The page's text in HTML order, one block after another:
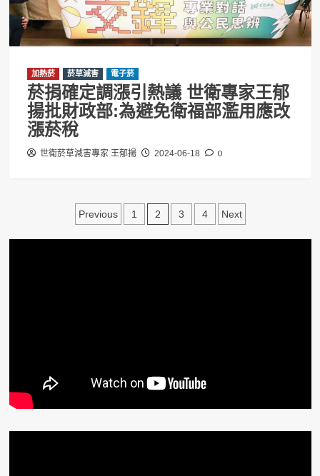
加熱菸 菸草減害 電子菸
菸捐確定調漲引熱議 世衛專家王郁
揚批財政部:為避免衛福部濫用應改
漲菸稅
世衛菸草減害專家 王郁揚 2024-06-18 0
文
章
Previous 1 2 3 4 Next